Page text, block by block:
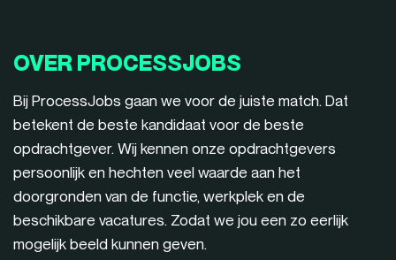
OVER PROCESSJOBS
Bij ProcessJobs gaan we voor de juiste match. Dat
betekent de beste kandidaat voor de beste
opdrachtgever. Wij kennen onze opdrachtgevers
persoonlijk en hechten veel waarde aan het
doorgronden van de functie, werkplek en de
beschikbare vacatures. Zodat we jou een zo eerlijk
mogelijk beeld kunnen geven.